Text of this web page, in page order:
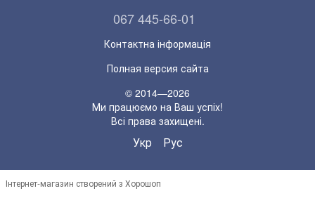
067 445-66-01
Контактна інформація
Полная версия сайта
© 2014—2026
Ми працюємо на Ваш успіх!
Всі права захищені.
Укр Рус
Інтернет-магазин створений з Хорошоп